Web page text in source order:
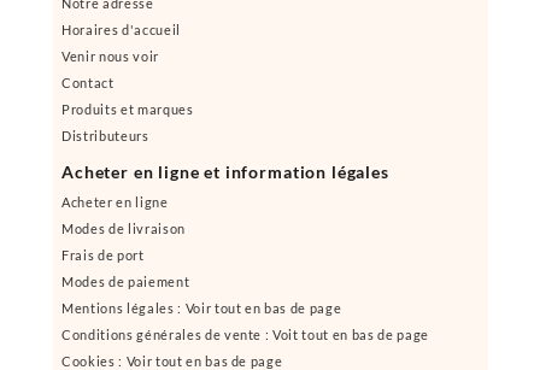
Horaires d'accueil
Venir nous voir
Contact
Produits et marques
Distributeurs
Acheter en ligne et information légales
Acheter en ligne
Modes de livraison
Frais de port
Modes de paiement
Mentions légales : Voir tout en bas de page
Conditions générales de vente : Voit tout en bas de page
Cookies : Voir tout en bas de page